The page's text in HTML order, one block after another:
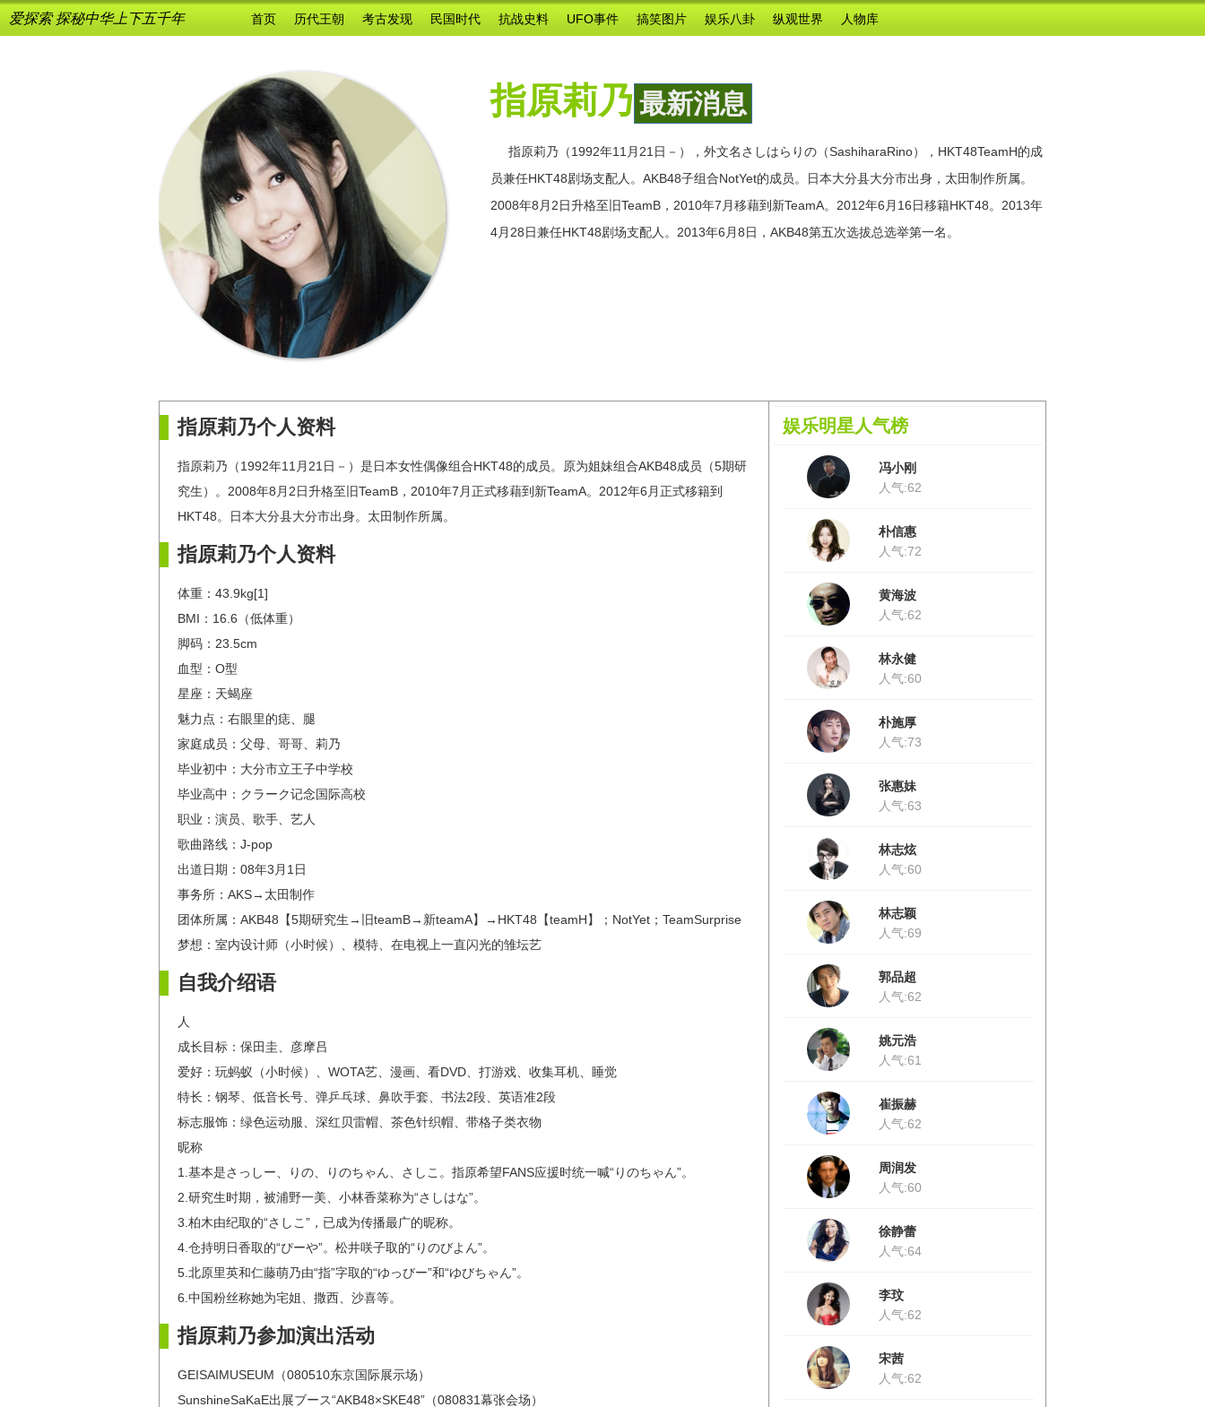
爱探索 探秘中华上下五千年 首页 历代王朝 考古发现 民国时代 抗战史料 UFO事件 搞笑图片 娱乐八卦 纵观世界 人物库
指原莉乃 最新消息
指原莉乃（1992年11月21日－），外文名さしはらりの（SashiharaRino），HKT48TeamH的成
员兼任HKT48剧场支配人。AKB48子组合NotYet的成员。日本大分县大分市出身，太田制作所属。
2008年8月2日升格至旧TeamB，2010年7月移藉到新TeamA。2012年6月16日移籍HKT48。2013年
4月28日兼任HKT48剧场支配人。2013年6月8日，AKB48第五次选拔总选举第一名。
指原莉乃个人资料
指原莉乃（1992年11月21日－）是日本女性偶像组合HKT48的成员。原为姐妹组合AKB48成员（5期研
究生）。2008年8月2日升格至旧TeamB，2010年7月正式移藉到新TeamA。2012年6月正式移籍到
HKT48。日本大分县大分市出身。太田制作所属。
指原莉乃个人资料
体重：43.9kg[1]
BMI：16.6（低体重）
脚码：23.5cm
血型：O型
星座：天蝎座
魅力点：右眼里的痣、腿
家庭成员：父母、哥哥、莉乃
毕业初中：大分市立王子中学校
毕业高中：クラーク记念国际高校
职业：演员、歌手、艺人
歌曲路线：J-pop
出道日期：08年3月1日
事务所：AKS→太田制作
团体所属：AKB48【5期研究生→旧teamB→新teamA】→HKT48【teamH】；NotYet；TeamSurprise
梦想：室内设计师（小时候）、模特、在电视上一直闪光的雏坛艺
自我介绍语
人
成长目标：保田圭、彦摩吕
爱好：玩蚂蚁（小时候）、WOTA艺、漫画、看DVD、打游戏、收集耳机、睡觉
特长：钢琴、低音长号、弹乒乓球、鼻吹手套、书法2段、英语准2段
标志服饰：绿色运动服、深红贝雷帽、茶色针织帽、带格子类衣物
昵称
1.基本是さっしー、りの、りのちゃん、さしこ。指原希望FANS应援时统一喊“りのちゃん”。
2.研究生时期，被浦野一美、小林香菜称为“さしはな”。
3.柏木由纪取的“さしこ”，已成为传播最广的昵称。
4.仓持明日香取的“ぴーや”。松井咲子取的“りのびよん”。
5.北原里英和仁藤萌乃由“指”字取的“ゆっびー”和“ゆびちゃん”。
6.中国粉丝称她为宅姐、撒西、沙喜等。
指原莉乃参加演出活动
GEISAIMUSEUM（080510东京国际展示场）
SunshineSaKaE出展ブース“AKB48×SKE48”（080831幕张会场）
娱乐明星人气榜
冯小刚
人气:62
朴信惠
人气:72
黄海波
人气:62
林永健
人气:60
朴施厚
人气:73
张惠妹
人气:63
林志炫
人气:60
林志颖
人气:69
郭品超
人气:62
姚元浩
人气:61
崔振赫
人气:62
周润发
人气:60
徐静蕾
人气:64
李玟
人气:62
宋茜
人气:62